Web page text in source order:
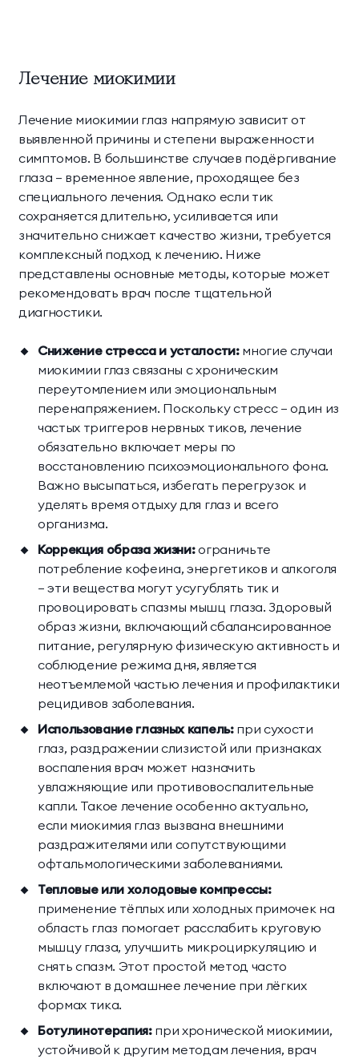
Лечение миокимии
Лечение миокимии глаз напрямую зависит от
выявленной причины и степени выраженности
симптомов. В большинстве случаев подёргивание
глаза — временное явление, проходящее без
специального лечения. Однако если тик
сохраняется длительно, усиливается или
значительно снижает качество жизни, требуется
комплексный подход к лечению. Ниже
представлены основные методы, которые может
рекомендовать врач после тщательной
диагностики.
Снижение стресса и усталости:многие случаи
миокимии глаз связаны с хроническим
переутомлением или эмоциональным
перенапряжением. Поскольку стресс — один из
частых триггеров нервных тиков, лечение
обязательно включает меры по
восстановлению психоэмоционального фона.
Важно высыпаться, избегать перегрузок и
уделять время отдыху для глаз и всего
организма.
Коррекция образа жизни:ограничьте
потребление кофеина, энергетиков и алкоголя
— эти вещества могут усугублять тик и
провоцировать спазмы мышц глаза. Здоровый
образ жизни, включающий сбалансированное
питание, регулярную физическую активность и
соблюдение режима дня, является
неотъемлемой частью лечения и профилактики
рецидивов заболевания.
Использование глазных капель:при сухости
глаз, раздражении слизистой или признаках
воспаления врач может назначить
увлажняющие или противовоспалительные
капли. Такое лечение особенно актуально,
если миокимия глаз вызвана внешними
раздражителями или сопутствующими
офтальмологическими заболеваниями.
Тепловые или холодовые компрессы:
применение тёплых или холодных примочек на
область глаз помогает расслабить круговую
мышцу глаза, улучшить микроциркуляцию и
снять спазм. Этот простой метод часто
включают в домашнее лечение при лёгких
формах тика.
Ботулинотерапия:при хронической миокимии,
устойчивой к другим методам лечения, врач